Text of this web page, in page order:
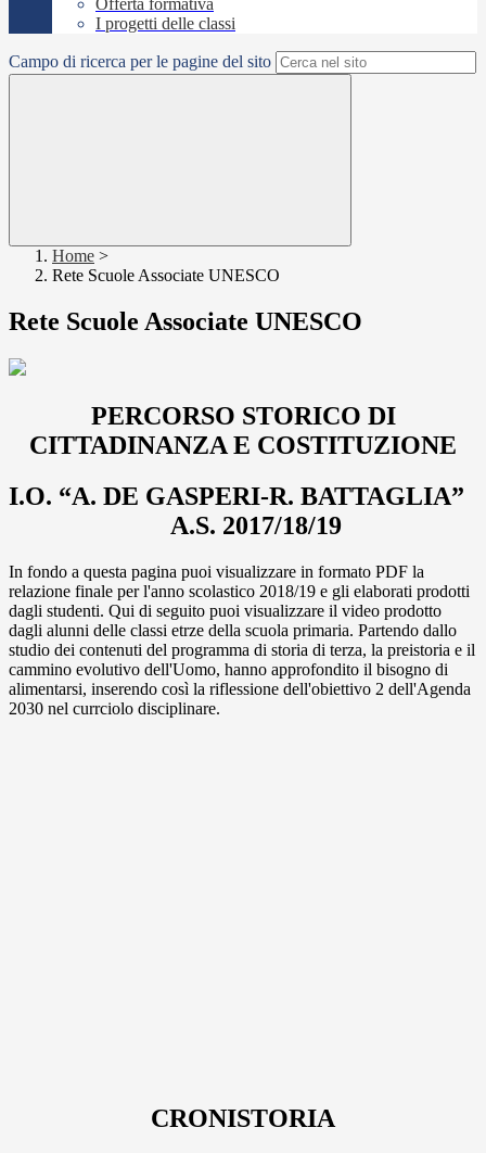
Offerta formativa
I progetti delle classi
Campo di ricerca per le pagine del sito
Home >
Rete Scuole Associate UNESCO
Rete Scuole Associate UNESCO
PERCORSO STORICO DI
CITTADINANZA E COSTITUZIONE
I.O. “A. DE GASPERI-R. BATTAGLIA”
A.S. 2017/18/19
In fondo a questa pagina puoi visualizzare in formato PDF la
relazione finale per l'anno scolastico 2018/19 e gli elaborati prodotti
dagli studenti. Qui di seguito puoi visualizzare il video prodotto
dagli alunni delle classi etrze della scuola primaria. Partendo dallo
studio dei contenuti del programma di storia di terza, la preistoria e il
cammino evolutivo dell'Uomo, hanno approfondito il bisogno di
alimentarsi, inserendo così la riflessione dell'obiettivo 2 dell'Agenda
2030 nel currciolo disciplinare.
CRONISTORIA